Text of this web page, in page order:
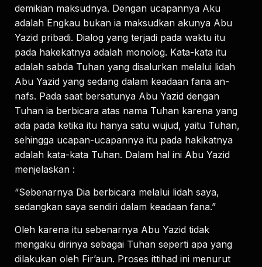
demikian maksudnya. Dengan ucapannya Aku
adalah Engkau bukan ia maksudkan akunya Abu
Yazid pribadi. Dialog yang terjadi pada waktu itu
pada hakekatnya adalah monolog. Kata-kata itu
adalah sabda Tuhan yang disalurkan melalui lidah
Abu Yazid yang sedang dalam keadaan fana an-
nafs. Pada saat bersatunya Abu Yazid dengan
Tuhan ia berbicara atas nama Tuhan karena yang
ada pada ketika itu hanya satu wujud, yaitu Tuhan,
sehingga ucapan-ucapannya itu pada hakikatnya
adalah kata-kata Tuhan. Dalam hal ini Abu Yazid
menjelaskan :
“Sebenarnya Dia berbicara melalui lidah saya,
sedangkan saya sendiri dalam keadaan fana.”
Oleh karena itu sebenarnya Abu Yazid tidak
mengaku dirinya sebagai Tuhan seperti apa yang
dilakukan oleh Fir’aun. Proses ittihad ini menurut